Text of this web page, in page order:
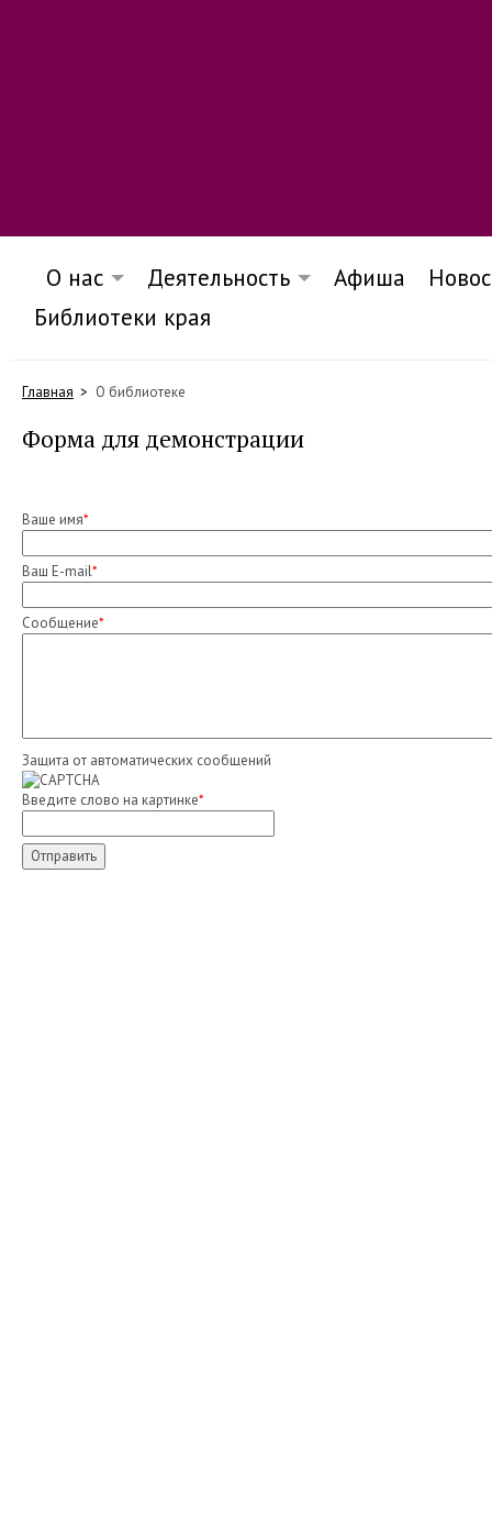
О нас Деятельность Афиша
Библиотеки края
Главная О библиотеке
Форма для демонстрации
Ваше имя*
Ваш E-mail*
Сообщение*
Защита от автоматических сообщений
Введите слово на картинке*